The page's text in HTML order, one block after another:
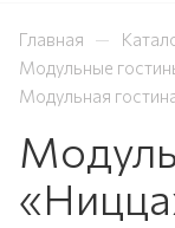
Главная —
Модульные
Модульная